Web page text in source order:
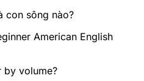
con sông nào?
American English
by volume?